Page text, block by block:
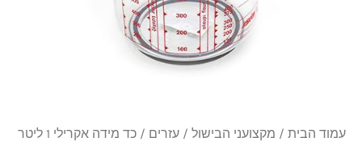
עמוד הבית / מקצועני הבישול / עזרים
/ כד מידה אקרילי 1 ליטר